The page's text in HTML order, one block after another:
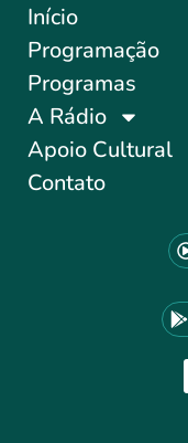
Início
Programação
Programas
A Rádio
Apoio Cultural
Contato